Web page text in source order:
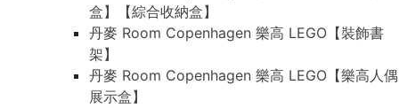
盒】【綜合收納盒】
丹麥 Room Copenhagen 樂高 LEGO【裝飾書
架】
丹麥 Room Copenhagen 樂高 LEGO【樂高人偶
展示盒】